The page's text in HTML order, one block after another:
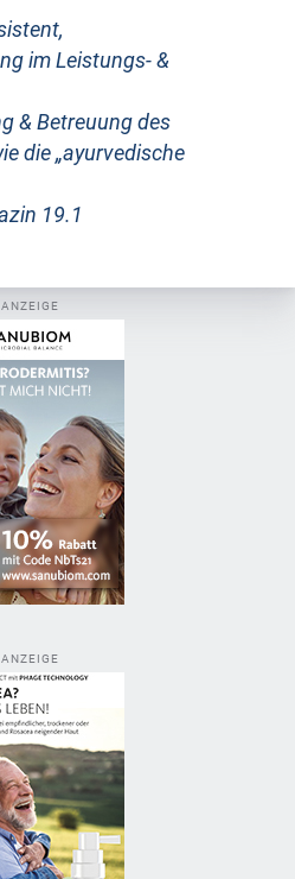
im Leistungs- &
& Betreuung des
die „ayurvedische
19.1
ANZEIGE
ANZEIGE